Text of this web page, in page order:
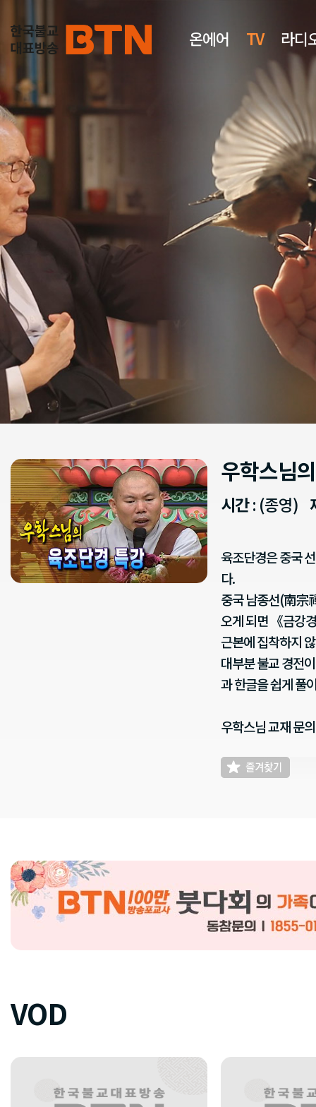
온에어 TV 라디
우학스님
시간: (종영)
육조단경은 중국
다.
중국 남종선(南宗
오게 되면 《금강
근본에 집착하지
대부분 불교 경전
과 한글을 쉽게 풀
우학스님 교재 문
VOD